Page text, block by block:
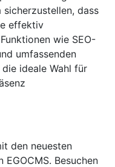
sicherzustellen, dass
effektiv
wie SEO-
umfassenden
ideale Wahl für
den neuesten
Besuchen